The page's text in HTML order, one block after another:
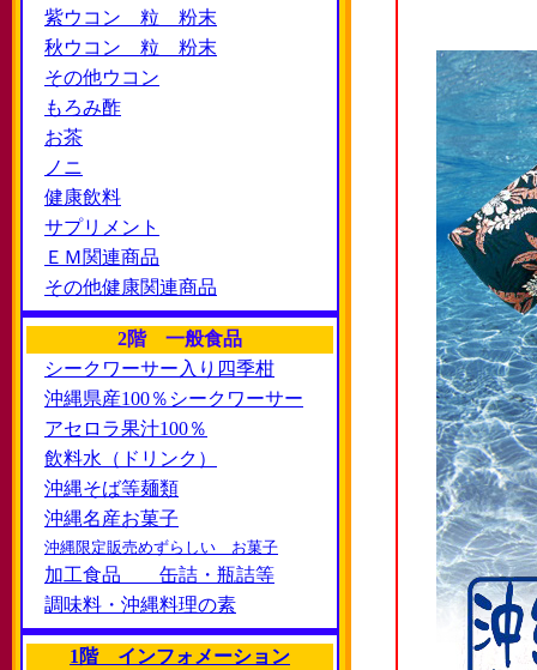
紫ウコン 粒 粉末
秋ウコン 粒 粉末
その他ウコン
もろみ酢
お茶
ノニ
健康飲料
サプリメント
ＥＭ関連商品
その他健康関連商品
2階 一般食品
シークワーサー入り四季柑
沖縄県産100％シークワーサー
アセロラ果汁100％
飲料水（ドリンク）
沖縄そば等麺類
沖縄名産お菓子
沖縄限定販売めずらしい お菓子
加工食品 缶詰・瓶詰等
調味料・沖縄料理の素
1階 インフォメーション